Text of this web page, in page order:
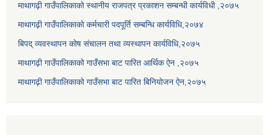
माथागढ़ी गाउँपालिकाको स्थानीय राजपत्र प्रकाशन सम्बन्धी कार्यविधी ,२०७५
माथागढ़ी गाउँपालिकाको कर्मचारी पदपूर्ति सम्बन्धि कार्यविधि,२०७४
बिपद् व्यवस्थापन कोष संचालन तथा व्यस्थापन कार्यविधि,२०७५
माथागढ़ी गाउँपालिकाको गाउँसभा बाट पारित आर्थिक ऐन ,२०७५
माथागढ़ी गाउँपालिकाको गाउँसभा बाट पारित बिनियोजन ऐन,२०७५